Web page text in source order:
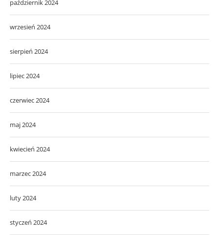
październik 2024
wrzesień 2024
sierpień 2024
lipiec 2024
czerwiec 2024
maj 2024
kwiecień 2024
marzec 2024
luty 2024
styczeń 2024